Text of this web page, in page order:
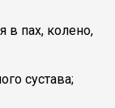
в пах, колено,
сустава;